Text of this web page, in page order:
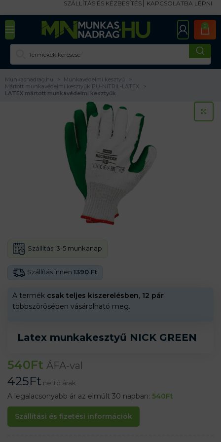
SZÁLLÍTÁS ÉS KÉZBESÍTÉS KAPCSOLATBA LÉPNI
0
Munkasnadrag.hu
Munkavédelmi kesztyű
Mártott munkavédelmi kesztyűk PU-NITRIL-LATEX
LATEX mártott munkavédelmi kesztyűk
Latex munkakesztyű NICK GREEN
Szállítás innen 1390 Ft
Szállítás: 3-5 munkanap
540Ft ÁFA-val
425Ft nettó árak
A termék csak teljes kiszerelésben, 12 pár
többszörösében vásárolható meg.
A legalacsonyabb ár az elmúlt 30 napban: 540Ft
Szállítási és fizetési információk